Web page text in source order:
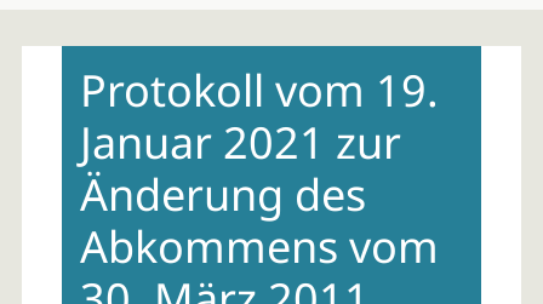
contentProtokoll vom 19.
Januar 2021 zur
Änderung des
Abkommens vom